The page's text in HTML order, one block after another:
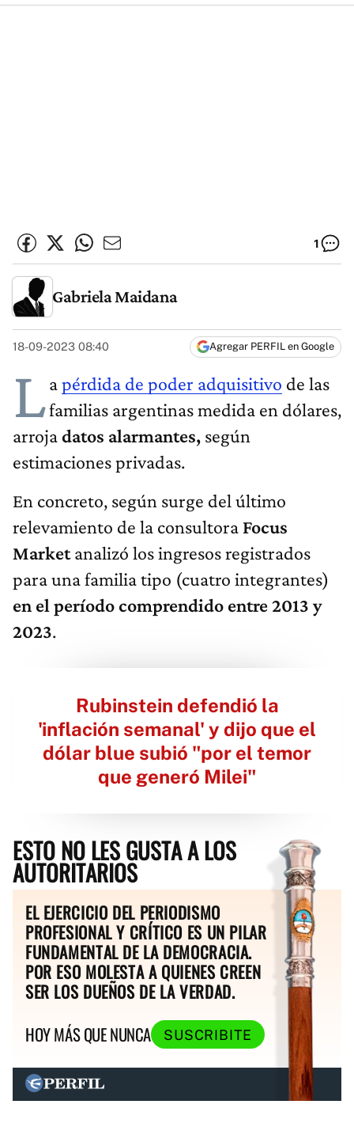
1
Gabriela Maidana
18-09-2023 08:40 Agregar PERFIL en Google
Lapérdida de poder adquisitivo de las
familias argentinas medida en dólares,
arrojadatos alarmantes, según
estimaciones privadas.
En concreto, según surge del último
relevamiento de la consultora Focus
Marketanalizó los ingresos registrados
para una familia tipo (cuatro integrantes)
en el período comprendido entre 2013 y
2023.
Rubinstein defendió la
'inflación semanal' y dijo que el
dólar blue subió "por el temor
que generó Milei"
ESTO NO LES GUSTA A LOS
AUTORITARIOS
EL EJERCICIO DEL PERIODISMO
PROFESIONAL Y CRÍTICO ES UN PILAR
FUNDAMENTAL DE LA DEMOCRACIA.
POR ESO MOLESTA A QUIENES CREEN
SER LOS DUEÑOS DE LA VERDAD.
HOY MÁS QUE NUNCA
SUSCRIBITE